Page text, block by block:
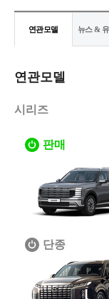
연관모델 뉴스 &
연관모델
시리즈
판매
단종